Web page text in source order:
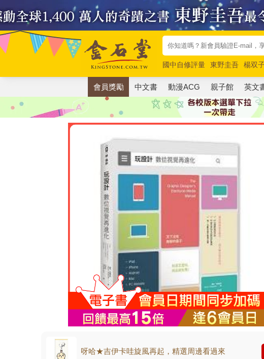
國中自修評量 東野圭吾 楊双
唯紅花綻放
奧德賽 路邊攤新
會員獎勵 中文書 動漫ACG 親子館 英文
呀哈★吉伊卡哇旋風再起，精選周邊看過來